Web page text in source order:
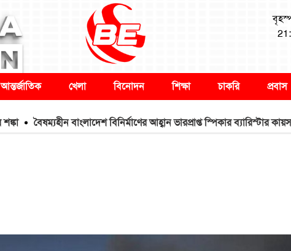
আন্তর্জাতিক খেলা বিনোদন শিক্ষা চাকরি প্রবাস
বৈষম্যহীন বাংলাদেশ বিনির্মাণের আহ্বান ভারপ্রাপ্ত স্পিকার ব্যারিস্টার কায়সার